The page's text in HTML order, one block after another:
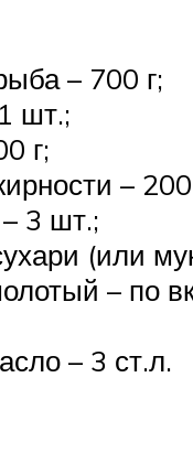
– 700 г;
шт.;
г;
–
3 шт.;
(или
– по
– 3 ст.л.